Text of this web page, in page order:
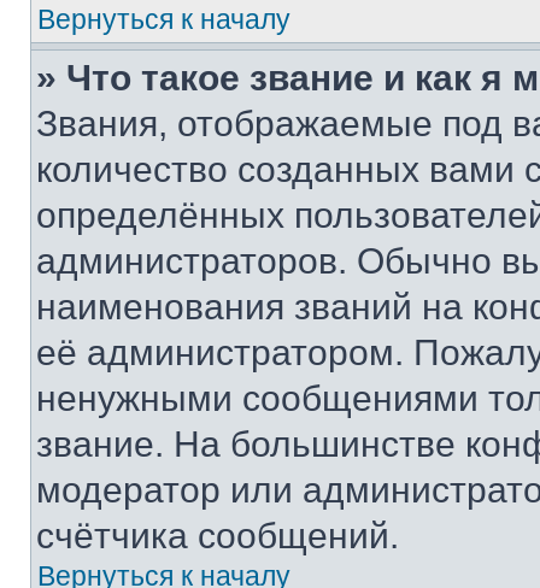
Вернуться к началу
» Что такое звание и как я
Звания, отображаемые под
количество созданных
определённых
администраторов. Обычно
наименования званий на
её администратором.
ненужными сообщениями
звание. На большинстве
модератор или
счётчика сообщений.
Вернуться к началу